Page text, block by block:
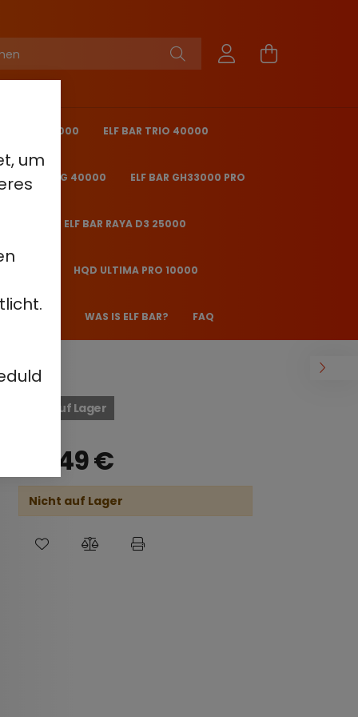
um
PRO 40000 ELF BAR TRIO 40000
BAR ICE KING 40000 ELF BAR GH33000 PRO
ELF BAR RAYA D3 25000
HQD ULTIMA PRO 10000
WAS IS ELF BAR? FAQ
Nicht auf Lager
49,49€
Nicht auf Lager